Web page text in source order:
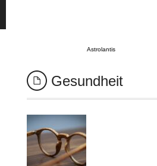
Astrolantis
Gesundheit